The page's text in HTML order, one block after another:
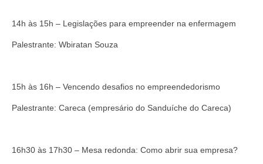
Reserva de auditório
Notícias
NEP
14h às 15h – Legislações para empreender na enfermagem
Palestrante: Wbiratan Souza
15h às 16h – Vencendo desafios no empreendedorismo
Palestrante: Careca (empresário do Sanduíche do Careca)
16h30 às 17h30 – Mesa redonda: Como abrir sua empresa?